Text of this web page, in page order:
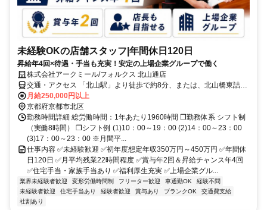
未経験OKの店舗スタッフ|年間休日120日
昇給年4回×待遇・手当も充実！安定の上場企業グループで働く
株式会社アークミール/フォルクス 北山通店
交通・アクセス 「北山駅」より徒歩で約8分、または、北山橋東詰バ
ス停より徒歩で約１分
月給250,000円以上
京都府京都市北区
勤務時間詳細 総労働時間：1年あたり1960時間 ❒勤務体系 シフト制
（実働8時間） ❒シフト例 (1)10：00～19：00 (2)14：00～23：00
(3)17：00～23：00 ※月間平...
仕事内容 ✅未経験歓迎 ✅初年度想定年収350万円～450万円 ✅年間休
日120日 ✅月平均残業22時間程度 ✅賞与年2回＆昇給チャンス年4回
✅住宅手当・家族手当あり ✅福利厚生充実 ✅上場企業グル...
業界未経験者歓迎 変形労働時間制 フリーター歓迎 車通勤OK
経験不問
未経験者歓迎
住宅手当あり 経験者歓迎 賞与あり ブランクOK
交通費支給
社割あり